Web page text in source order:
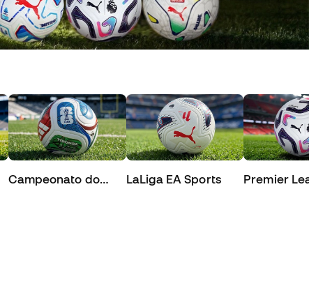
Campeonato do
LaLiga EA Sports Premier